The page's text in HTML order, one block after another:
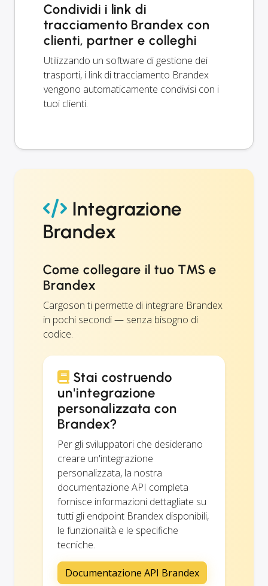
Condividi i link di
tracciamento Brandex con
clienti, partner e colleghi
Utilizzando un software di gestione dei
trasporti, i link di tracciamento Brandex
vengono automaticamente condivisi con i
tuoi clienti.
Integrazione
Brandex
Come collegare il tuo TMS e
Brandex
Cargoson ti permette di integrare Brandex
in pochi secondi — senza bisogno di
codice.
Stai costruendo
un'integrazione
personalizzata con
Brandex?
Per gli sviluppatori che desiderano
creare un'integrazione
personalizzata, la nostra
documentazione API completa
fornisce informazioni dettagliate su
tutti gli endpoint Brandex disponibili,
le funzionalità e le specifiche
tecniche.
Documentazione API Brandex